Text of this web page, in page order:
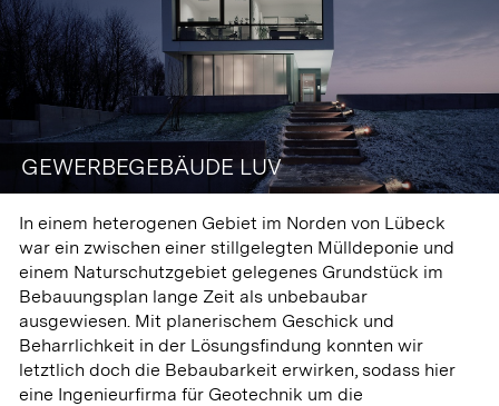
GEWERBEGEBÄUDE LUV
In einem heterogenen Gebiet im Norden von Lübeck
war ein zwischen einer stillgelegten Mülldeponie und
einem Naturschutzgebiet gelegenes Grundstück im
Bebauungsplan lange Zeit als unbebaubar
ausgewiesen. Mit planerischem Geschick und
Beharrlichkeit in der Lösungsfindung konnten wir
letztlich doch die Bebaubarkeit erwirken, sodass hier
eine Ingenieurfirma für Geotechnik um die